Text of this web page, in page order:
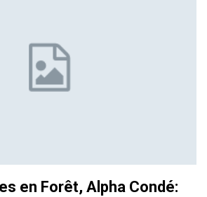
en Forêt, Alpha Condé: